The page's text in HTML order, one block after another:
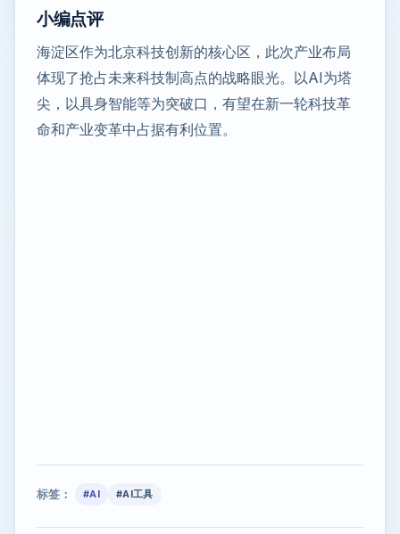
小编点评
海淀区作为北京科技创新的核心区，此次产业布局
体现了抢占未来科技制高点的战略眼光。以AI为塔
尖，以具身智能等为突破口，有望在新一轮科技革
命和产业变革中占据有利位置。
标签： #AI #AI工具